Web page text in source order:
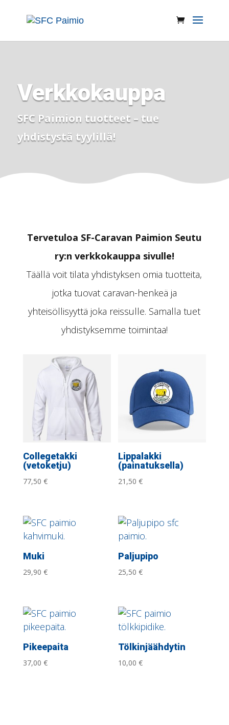
Verkkokauppa
SFC Paimion tuotteet – tue
yhdistystä tyylillä!
Tervetuloa SF-Caravan Paimion Seutu
ry:n verkkokauppa sivulle!
Täällä voit tilata yhdistyksen omia tuotteita,
jotka tuovat caravan-henkeä ja
yhteisöllisyyttä joka reissulle. Samalla tuet
yhdistyksemme toimintaa!
Collegetakki
(vetoketju)
77,50 €
Lippalakki
(painatuksella)
21,50€
Muki
29,90 €
Paljupipo
25,50€
Pikeepaita
37,00 €
Tölkinjäähdytin
10,00€